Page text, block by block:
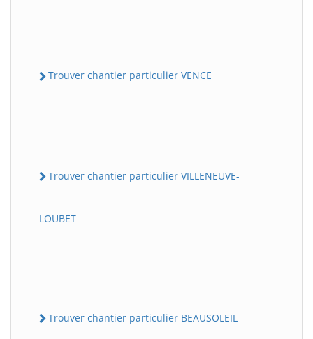
Trouver chantier particulier VENCE
Trouver chantier particulier VILLENEUVE-
LOUBET
Trouver chantier particulier BEAUSOLEIL